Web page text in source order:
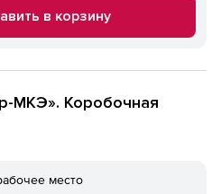
в корзину
МКЭ». Коробочная
место